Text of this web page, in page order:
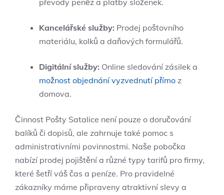
převody peněz a platby složenek.
Kancelářské služby: Prodej poštovního
materiálu, kolků a daňových formulářů.
Digitální služby: Online sledování zásilek a
možnost objednání vyzvednutí přímo z
domova.
Činnost Pošty Satalice není pouze o doručování
balíků či dopisů, ale zahrnuje také pomoc s
administrativními povinnostmi. Naše pobočka
nabízí prodej pojištění a různé typy tarifů pro firmy,
které šetří váš čas a peníze. Pro pravidelné
zákazníky máme připraveny atraktivní slevy a